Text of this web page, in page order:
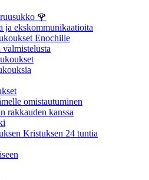
🌹
ja ekskommunikaatioita
Enochille
omistautuminen
rakkauden kanssa
Kristuksen 24 tuntia